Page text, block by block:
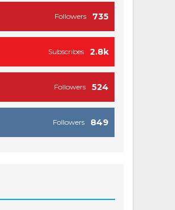
735
Followers
2.8k
Subscribes
524
Followers
849
Followers